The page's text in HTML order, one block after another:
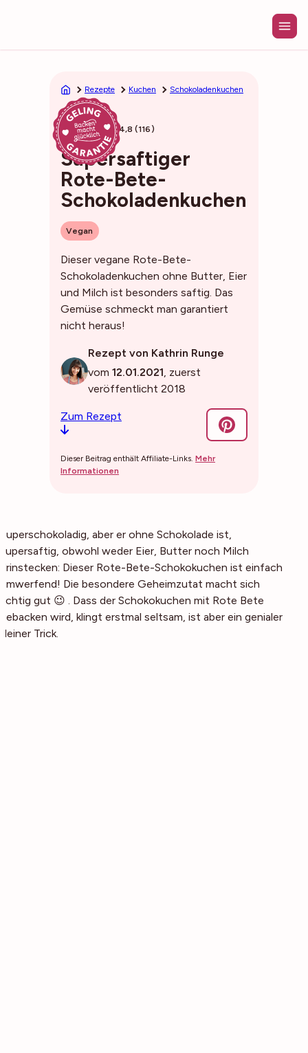
Rezepte Kuchen Schokoladenkuchen
50min 4,8 (116)
Supersaftiger
Rote-Bete-
Schokoladenkuchen
Vegan
Dieser vegane Rote-Bete-
Schokoladenkuchen ohne Butter, Eier
und Milch ist besonders saftig. Das
Gemüse schmeckt man garantiert
nicht heraus!
Rezept von Kathrin Runge
vom 12.01.2021, zuerst
veröffentlicht 2018
Zum Rezept
Dieser Beitrag enthält Affiliate-Links. Mehr
Informationen
Superschokoladig, aber er ohne Schokolade ist,
supersaftig, obwohl weder Eier, Butter noch Milch
drinstecken: Dieser Rote-Bete-Schokokuchen ist einfach
umwerfend! Die besondere Geheimzutat macht sich
richtig gut 😉 . Dass der Schokokuchen mit Rote Bete
gebacken wird, klingt erstmal seltsam, ist aber ein genialer
kleiner Trick.